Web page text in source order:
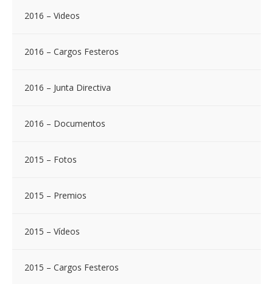
2016 – Videos
2016 – Cargos Festeros
2016 – Junta Directiva
2016 – Documentos
2015 – Fotos
2015 – Premios
2015 – Vídeos
2015 – Cargos Festeros